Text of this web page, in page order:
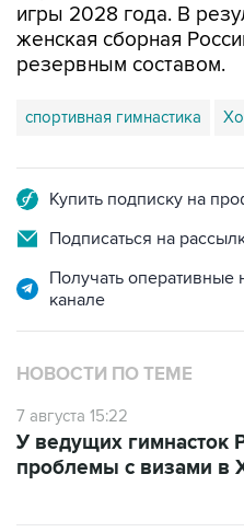
резервным составом.
спортивная гимнастика
Подписаться на
Получать
канале
НОВОСТИ ПО ТЕМЕ
7 августа 15:22
проблемы с визами в